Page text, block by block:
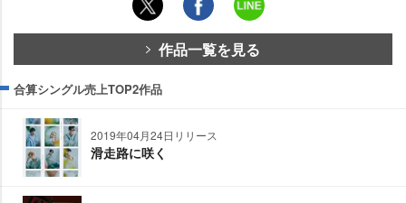
作品一覧を見る
合算シングル売上TOP2作品
2019年04月24日リリース
滑走路に咲く